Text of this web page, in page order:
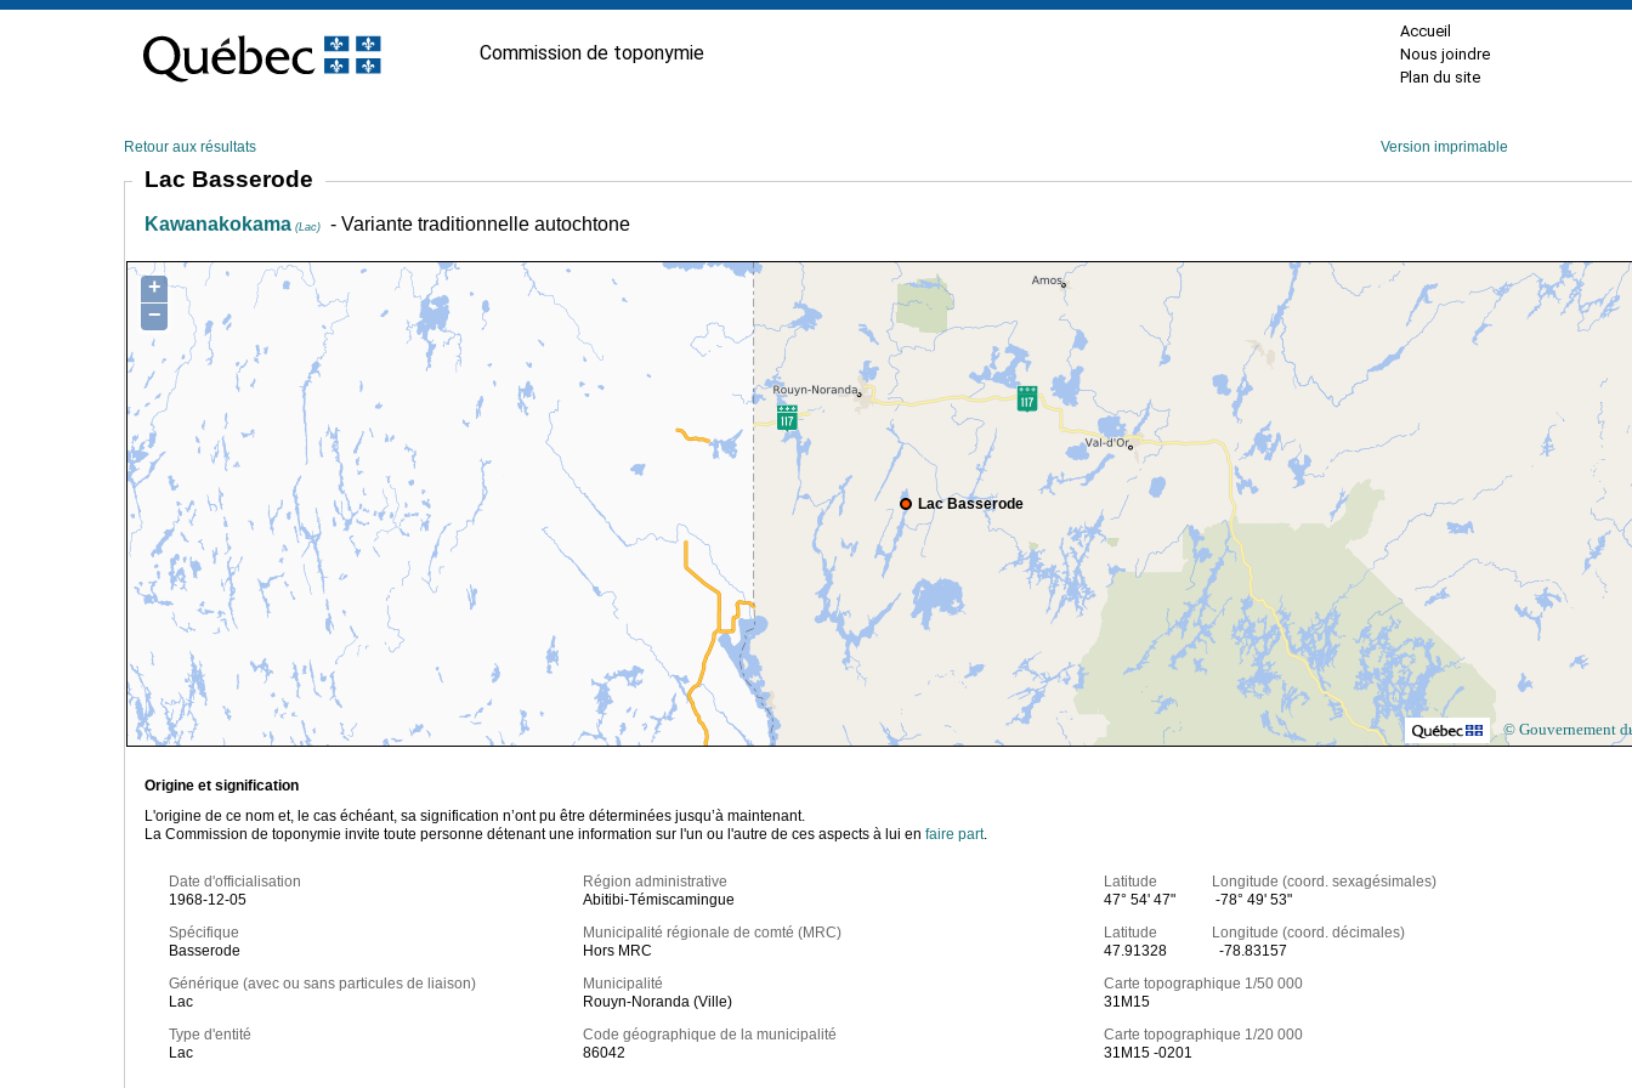
contenu
Commission de toponymie
Accueil
Nous joindre
Plan du site
Retour aux résultats Version imprimable
Lac Basserode
Kawanakokama (Lac) - Variante traditionnelle autochtone
Lac Basserode
+
−
© Gouvernement
Origine et signification
L'origine de ce nom et, le cas échéant, sa signification n’ont pu être déterminées jusqu’à maintenant.
La Commission de toponymie invite toute personne détenant une information sur l'un ou l'autre de ces aspects à lui en faire part.
Date d'officialisation
1968-12-05
Spécifique
Basserode
Générique (avec ou sans particules de liaison)
Lac
Type d'entité
Lac
Région administrative
Abitibi-Témiscamingue
Municipalité régionale de comté (MRC)
Hors MRC
Municipalité
Rouyn-Noranda (Ville)
Code géographique de la municipalité
86042
Latitude Longitude (coord. sexagésimales)
47° 54' 47"
-78° 49' 53"
Latitude Longitude (coord. décimales)
47.91328
-78.83157
Carte topographique 1/50 000
31M15
Carte topographique 1/20 000
31M15 -0201